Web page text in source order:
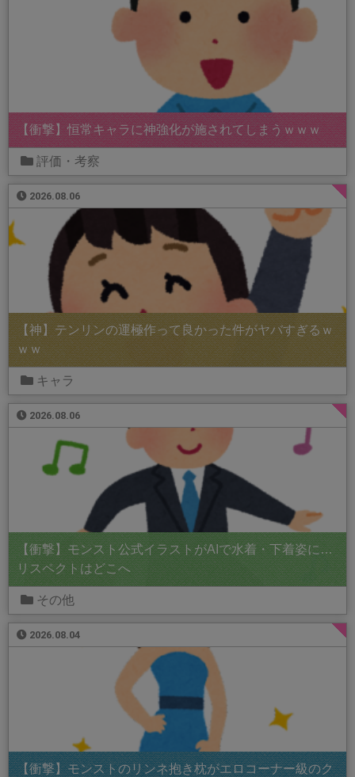
【衝撃】恒常キャラに神強化が施されてしまうｗｗｗ
評価・考察
2026.08.06
【神】テンリンの運極作って良かった件がヤバすぎるｗ
ｗｗ
キャラ
2026.08.06
【衝撃】モンスト公式イラストがAIで水着・下着姿に…
リスペクトはどこへ
その他
2026.08.04
【衝撃】モンストのリンネ抱き枕がエロコーナー級のク